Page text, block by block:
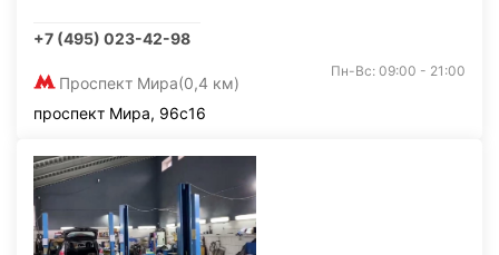
+7 (495) 023-42-98
Проспект Мира(0,4 км)
Пн-Вс: 09:00 - 21:00
проспект Мира, 96с16